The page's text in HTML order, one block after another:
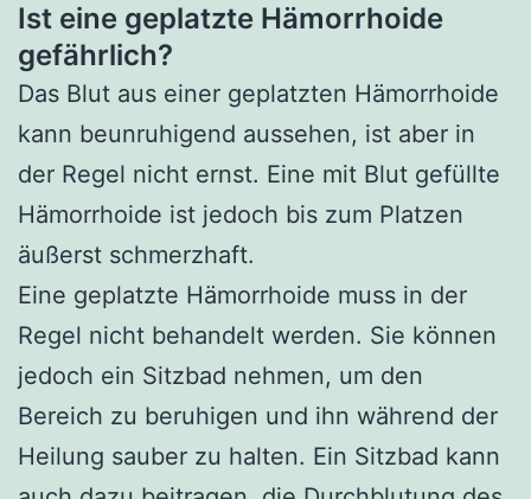
Ist eine geplatzte Hämorrhoide
gefährlich?
Das Blut aus einer geplatzten Hämorrhoide
kann beunruhigend aussehen, ist aber in
der Regel nicht ernst. Eine mit Blut gefüllte
Hämorrhoide ist jedoch bis zum Platzen
äußerst schmerzhaft.
Eine geplatzte Hämorrhoide muss in der
Regel nicht behandelt werden. Sie können
jedoch ein Sitzbad nehmen, um den
Bereich zu beruhigen und ihn während der
Heilung sauber zu halten. Ein Sitzbad kann